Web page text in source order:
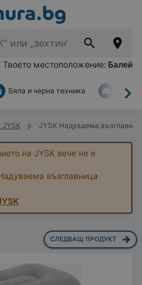
Твоето местоположение: Балей
Бяла и черна техника За
JYSK Надуваема
на JYSK вече не е
възглавница
СЛЕДВАЩ ПРОДУКТ